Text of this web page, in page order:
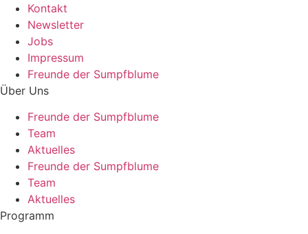
Kontakt
Newsletter
Jobs
Impressum
Freunde der Sumpfblume
Über Uns
Freunde der Sumpfblume
Team
Aktuelles
Freunde der Sumpfblume
Team
Aktuelles
Programm